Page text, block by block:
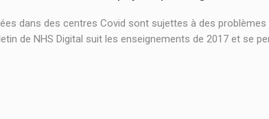
dans des centres Covid sont sujettes à des
de NHS Digital suit les enseignements de 2017 et se